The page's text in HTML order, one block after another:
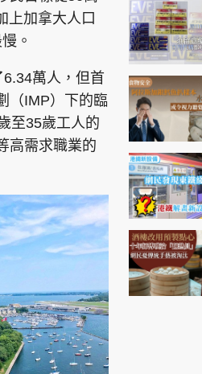
上加拿大人口
。
萬人，但首
（IMP）下的臨
至35歲工人的
高需求職業的